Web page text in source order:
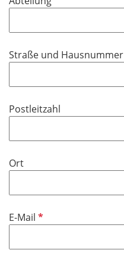
e
d
Straße und Hausnummer
Postleitzahl
Ort
E-Mail P
l